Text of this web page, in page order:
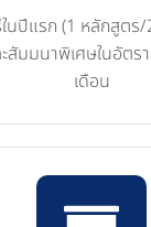
นปีแรก (1 หลักสูตร
สัมมนาพิเศษในอัตร
เดือน